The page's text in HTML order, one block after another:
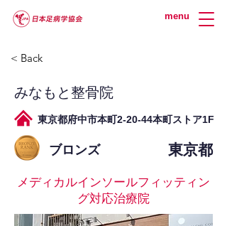
menu
< Back
みなもと整骨院
東京都府中市本町2-20-44本町ストア1F
ブロンズ 東京都
メディカルインソールフィッティン
グ対応治療院